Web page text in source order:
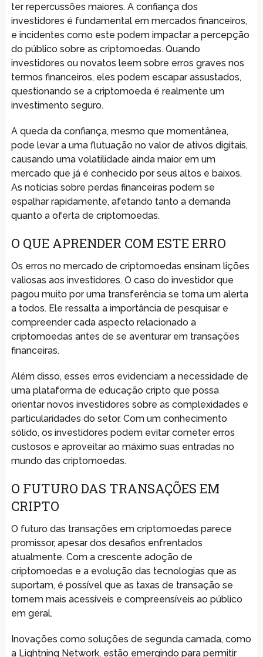
ter repercussões maiores. A confiança dos
investidores é fundamental em mercados financeiros,
e incidentes como este podem impactar a percepção
do público sobre as criptomoedas. Quando
investidores ou novatos leem sobre erros graves nos
termos financeiros, eles podem escapar assustados,
questionando se a criptomoeda é realmente um
investimento seguro.
A queda da confiança, mesmo que momentânea,
pode levar a uma flutuação no valor de ativos digitais,
causando uma volatilidade ainda maior em um
mercado que já é conhecido por seus altos e baixos.
As notícias sobre perdas financeiras podem se
espalhar rapidamente, afetando tanto a demanda
quanto a oferta de criptomoedas.
O QUE APRENDER COM ESTE ERRO
Os erros no mercado de criptomoedas ensinam lições
valiosas aos investidores. O caso do investidor que
pagou muito por uma transferência se torna um alerta
a todos. Ele ressalta a importância de pesquisar e
compreender cada aspecto relacionado a
criptomoedas antes de se aventurar em transações
financeiras.
Além disso, esses erros evidenciam a necessidade de
uma plataforma de educação cripto que possa
orientar novos investidores sobre as complexidades e
particularidades do setor. Com um conhecimento
sólido, os investidores podem evitar cometer erros
custosos e aproveitar ao máximo suas entradas no
mundo das criptomoedas.
O FUTURO DAS TRANSAÇÕES EM
CRIPTO
O futuro das transações em criptomoedas parece
promissor, apesar dos desafios enfrentados
atualmente. Com a crescente adoção de
criptomoedas e a evolução das tecnologias que as
suportam, é possível que as taxas de transação se
tornem mais acessíveis e compreensíveis ao público
em geral.
Inovações como soluções de segunda camada, como
a Lightning Network, estão emergindo para permitir